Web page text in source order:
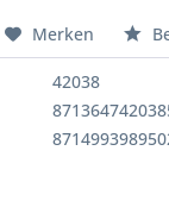
Merken
42038